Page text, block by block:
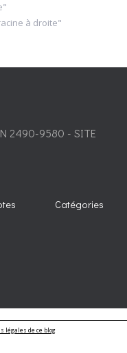
à droite"
2490-9580 - SITE
Catégories
légales de ce blog